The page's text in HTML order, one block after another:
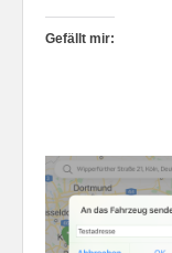
Gefällt mir: